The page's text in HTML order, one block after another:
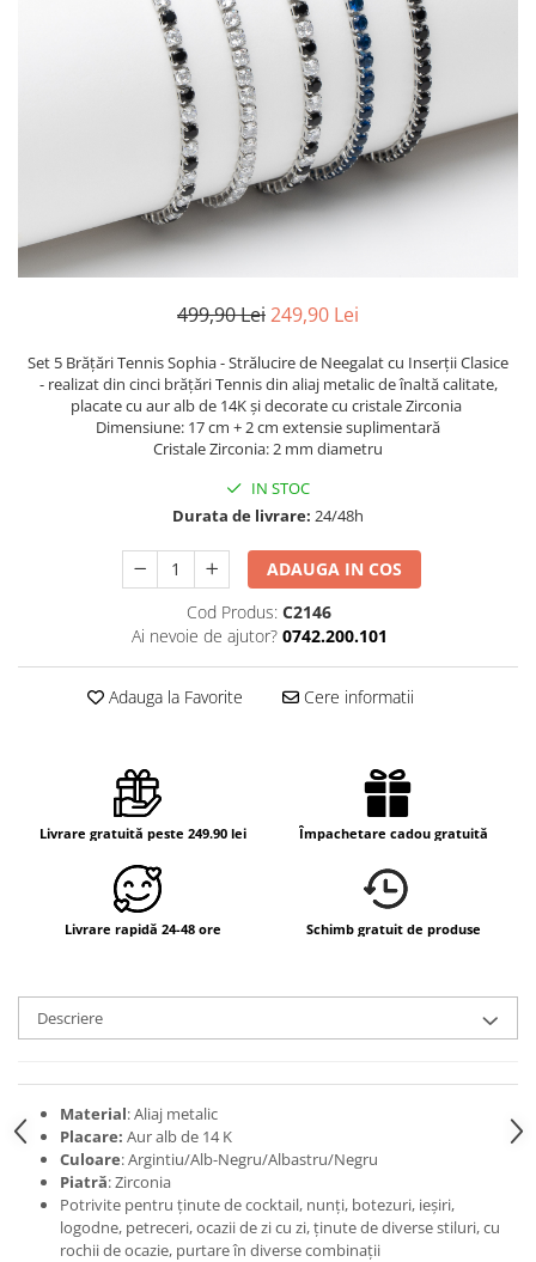
499,90 Lei249,90 Lei
Set 5 Brățări Tennis Sophia - Strălucire de Neegalat cu Inserții Clasice
- realizat din cinci brățări Tennis din aliaj metalic de înaltă calitate,
placate cu aur alb de 14K și decorate cu cristale Zirconia
Dimensiune: 17 cm + 2 cm extensie suplimentară
Cristale Zirconia: 2 mm diametru
IN STOC
Durata de livrare: 24/48h
ADAUGA IN COS
Cod Produs: C2146
Ai nevoie de ajutor? 0742.200.101
Adauga la Favorite Cere informatii
Livrare gratuită peste 249.90 lei Împachetare cadou gratuită
Livrare rapidă 24-48 ore Schimb gratuit de produse
Descriere
Material: Aliaj metalic
Placare: Aur alb de 14 K
Culoare: Argintiu/Alb-Negru/Albastru/Negru
Piatră: Zirconia
Potrivite pentru ținute de cocktail, nunți, botezuri, ieșiri,
logodne, petreceri, ocazii de zi cu zi, ținute de diverse stiluri, cu
rochii de ocazie, purtare în diverse combinații